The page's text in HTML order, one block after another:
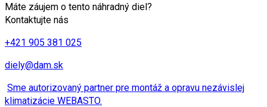
Máte záujem o tento náhradný diel?
Kontaktujte nás
+421 905 381 025
diely@dam.sk
Sme autorizovaný partner pre montáž a opravu nezávislej
klimatizácie WEBASTO.